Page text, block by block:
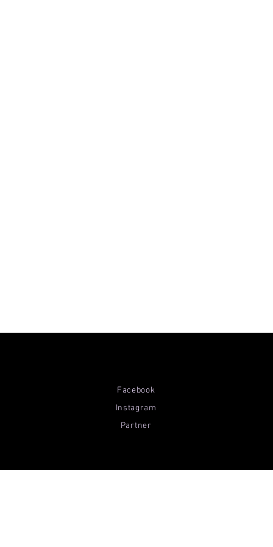
Facebook
Instagram
Partner